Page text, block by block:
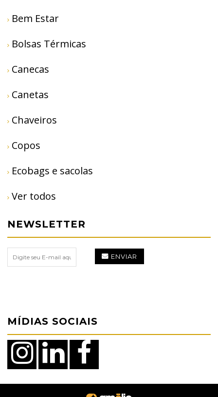
Bem Estar
Bolsas Térmicas
Canecas
Canetas
Chaveiros
Copos
Ecobags e sacolas
Ver todos
NEWSLETTER
ENVIAR
MÍDIAS SOCIAIS